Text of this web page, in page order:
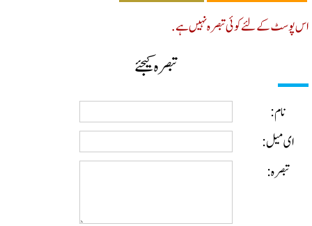
کے لئے کوئی تبصرہ نہیں ہے.
تبصرہ کیجئے
نام:
ای میل:
تبصرہ: